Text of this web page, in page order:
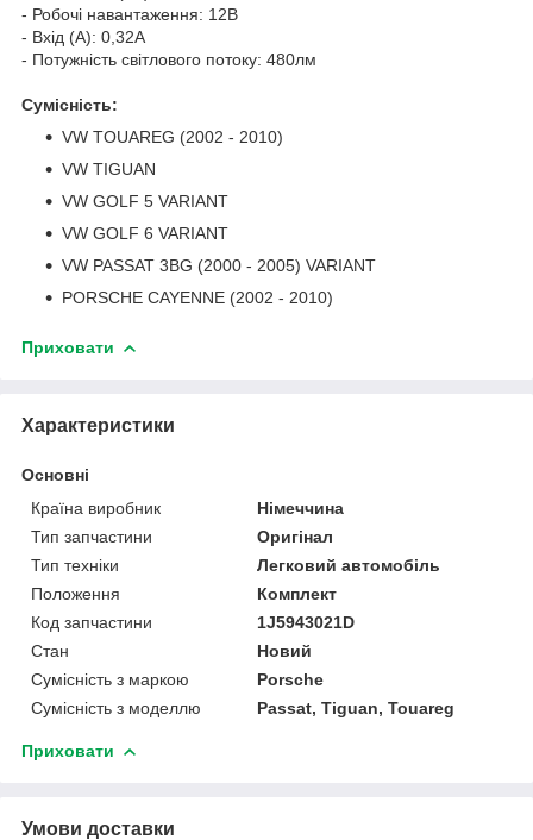
- Робочі навантаження: 12В
- Вхід (А): 0,32A
- Потужність світлового потоку: 480лм
Сумісність:
VW TOUAREG (2002 - 2010)
VW TIGUAN
VW GOLF 5 VARIANT
VW GOLF 6 VARIANT
VW PASSAT 3BG (2000 - 2005) VARIANT
PORSCHE CAYENNE (2002 - 2010)
Приховати
Характеристики
Основні
Країна виробник
Німеччина
Тип запчастини
Оригінал
Тип техніки
Легковий автомобіль
Положення
Комплект
Код запчастини
1J5943021D
Стан
Новий
Сумісність з маркою
Porsche
Сумісність з моделлю
Passat, Tiguan, Touareg
Приховати
Умови доставки